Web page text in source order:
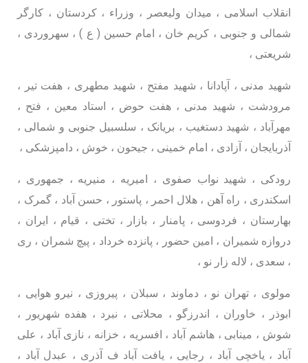
انقلاب اسلامی ، میدان ولیعصر ، وزراء ، کردستان ، کارگر
شمالی و جنوبی ، کریم خان ، امام حسین ( ع ) ، سهروردی ،
شریعتی ،
شهید مدنی ، آپادانا ، شهید مفتح ، شهید مطهری ، هفت تیر ،
مرودشت ، شهید مدنی ، هفت حوض ، استاد معین ، فتح ،
مهرآباد ، شهید دستغیب ، بریانک ، سلسبیل جنوبی و شمالی ،
آذربایجان ، آزادی ، امام خمینی ، جیحون ، خوش ، دامپزشکی ،
رودکی ، شهید نواب صفوی ، امیریه ، منیریه ، جمهوری ،
اسکندری ، راه آهن ، هلال احمر ، پاستور ، حسن آباد ، گمرک ،
بهارستان ، فردوسی ، پامنار ، بازار ، تختی ، قیام ، ایران ،
دروازه شمیران ، امین حضور ، پانزده خرداد ، پیچ شمران ، ری
، سعدی ، لاله زار نو ،
مولوی ، تهران نو ، دماوند ، سبلان ، پیروزی ، نیرو هوایی ،
ابوذر ، خاوران ، اندرزگو ، محلاتی ، نبرد ، هفده شهریور ،
شوش ، مینابی ، هاشم آباد ، افسریه ، خزانه ، نازی آباد ، علی
آباد ، یاخچی آباد ، رجایی ، یافت آباد ف آذری ، عبدل آباد ،